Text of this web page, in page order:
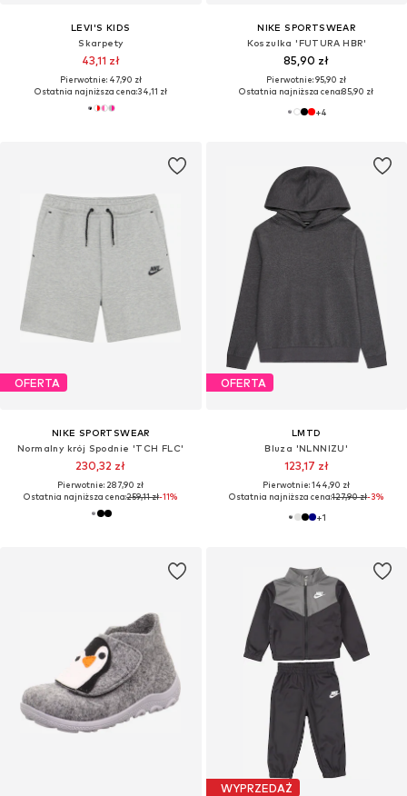
LEVI'S KIDS
Skarpety
43,11 zł
Pierwotnie: 47,90 zł
Ostatnia najniższa cena:34,11 zł
NIKE SPORTSWEAR
Koszulka 'FUTURA HBR'
85,90 zł
Pierwotnie: 95,90 zł
Ostatnia najniższa cena:85,90 zł
+4
OFERTA
NIKE SPORTSWEAR
Normalny krój Spodnie 'TCH FLC'
230,32 zł
Pierwotnie: 287,90 zł
Ostatnia najniższa cena:259,11 zł-11%
OFERTA
LMTD
Bluza 'NLNNIZU'
123,17 zł
Pierwotnie: 144,90 zł
Ostatnia najniższa cena:127,90 zł-3%
+1
WYPRZEDAŻ